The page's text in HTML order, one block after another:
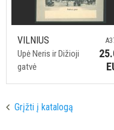
VILNIUS
Upė Neris ir Dižioji
gatvė
Grįžti į katalogą